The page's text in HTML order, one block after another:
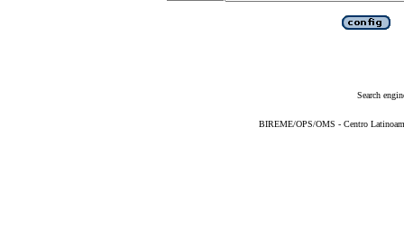
Search
BIREME/OPS/OMS - Centro